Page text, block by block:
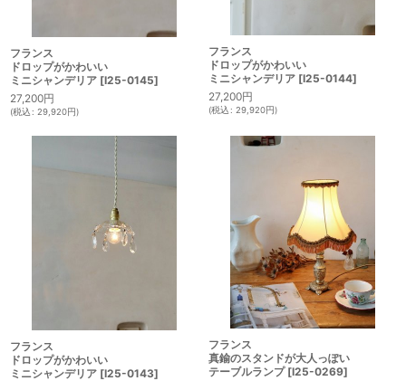
フランス
ドロップがかわいい
ミニシャンデリア [I25-0145]
27,200円
(税込: 29,920円)
フランス
ドロップがかわいい
ミニシャンデリア [I25-0144]
27,200円
(税込: 29,920円)
フランス
ドロップがかわいい
ミニシャンデリア [I25-0143]
フランス
真鍮のスタンドが大人っぽい
テーブルランプ [I25-0269]